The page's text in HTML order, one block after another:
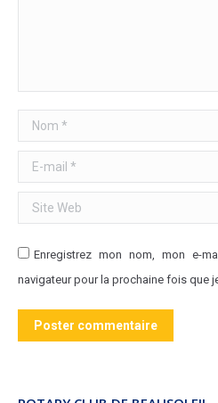
Nom *
E-mail *
Site Web
Enregistrez mon nom, mon e-
navigateur pour la prochaine fois que
Poster commentaire